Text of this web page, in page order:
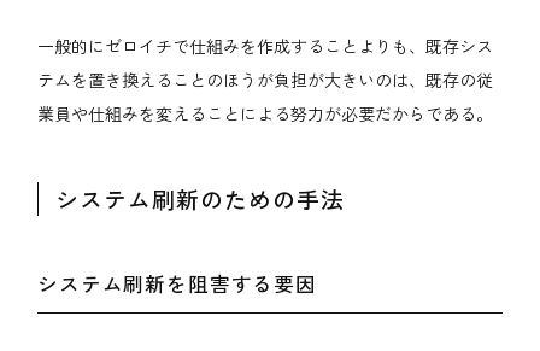
一般的にゼロイチで仕組みを作成することよりも、既存シス
テムを置き換えることのほうが負担が大きいのは、既存の従
業員や仕組みを変えることによる努力が必要だからである。
システム刷新のための手法
システム刷新を阻害する要因